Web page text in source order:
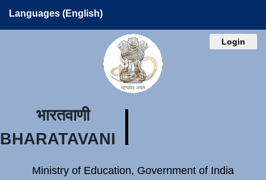
Languages (English)
Login
भारतवाणी
BHARATAVANI
Ministry of Education, Government of India